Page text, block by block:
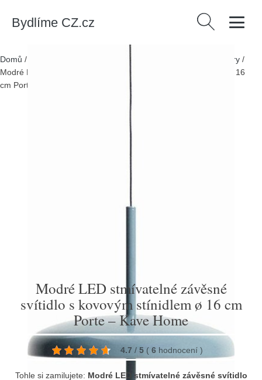
Bydlíme CZ.cz Vyhledávání
Domů / > Svítidla > Stropní a závěsná svítidla > Lustry /
Modré LED stmívatelné závěsné svítidlo s kovovým stínidlem ø 16
cm Porte – Kave Home
Modré LED stmívatelné závěsné
svítidlo s kovovým stínidlem ø 16 cm
Porte – Kave Home
4.7 / 5 ( 6 hodnocení )
Tohle si zamilujete: Modré LED stmívatelné závěsné svítidlo